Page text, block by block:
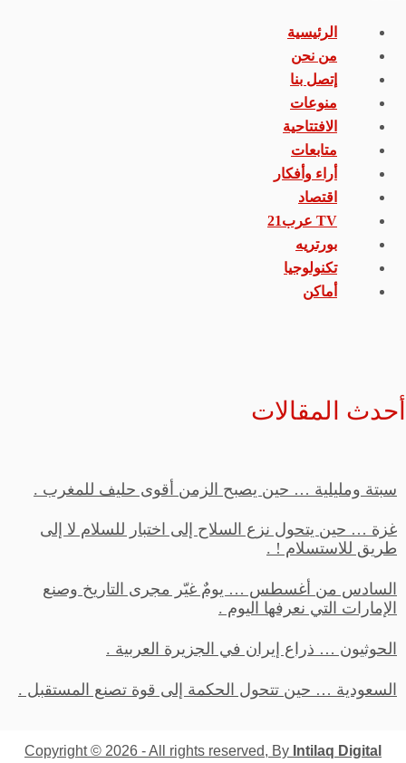
الرئيسية
من نحن
إتصل بنا
منوعات
الافتتاحية
متابعات
أراء وأفكار
اقتصاد
TV عرب21
بورتريه
تكنولوجيا
أماكن
أحدث المقالات
سبتة ومليلية … حين يصبح الزمن أقوى حليف للمغرب .
غزة … حين يتحول نزع السلاح إلى اختبار للسلام لا إلى
طريق للاستسلام ! .
السادس من أغسطس … يومٌ غيّر مجرى التاريخ وصنع
الإمارات التي نعرفها اليوم .
الحوثيون … ذراع إيران في الجزيرة العربية .
السعودية … حين تتحول الحكمة إلى قوة تصنع المستقبل .
Copyright © 2026 - All rights reserved, By Intilaq Digital